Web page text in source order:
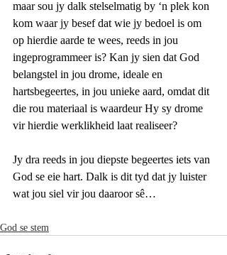
maar sou jy dalk stelselmatig by ‘n plek kon
kom waar jy besef dat wie jy bedoel is om
op hierdie aarde te wees, reeds in jou
ingeprogrammeer is? Kan jy sien dat God
belangstel in jou drome, ideale en
hartsbegeertes, in jou unieke aard, omdat dit
die rou materiaal is waardeur Hy sy drome
vir hierdie werklikheid laat realiseer?
Jy dra reeds in jou diepste begeertes iets van
God se eie hart. Dalk is dit tyd dat jy luister
wat jou siel vir jou daaroor sê…
God se stem